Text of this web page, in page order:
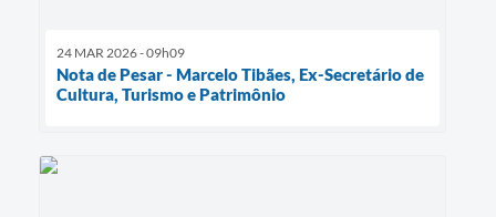
24 MAR 2026 - 09h09
Nota de Pesar - Marcelo Tibães, Ex-Secretário de
Cultura, Turismo e Patrimônio